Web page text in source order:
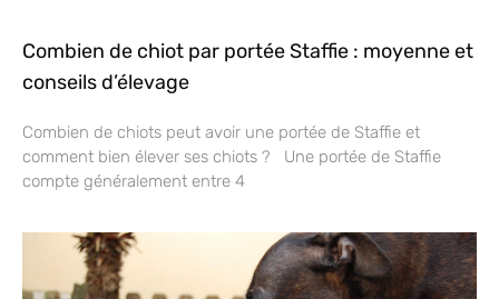
Combien de chiot par portée Staffie : moyenne et
conseils d’élevage
Combien de chiots peut avoir une portée de Staffie et
comment bien élever ses chiots ? Une portée de Staffie
compte généralement entre 4